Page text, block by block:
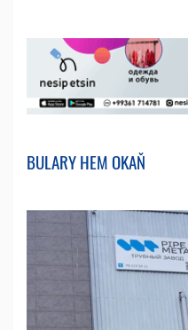
BULARY HEM OKAŇ